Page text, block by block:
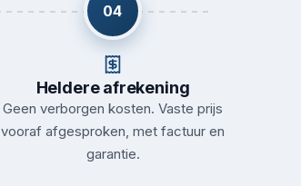
04
Heldere afrekening
Geen verborgen kosten. Vaste prijs
vooraf afgesproken, met factuur en
garantie.